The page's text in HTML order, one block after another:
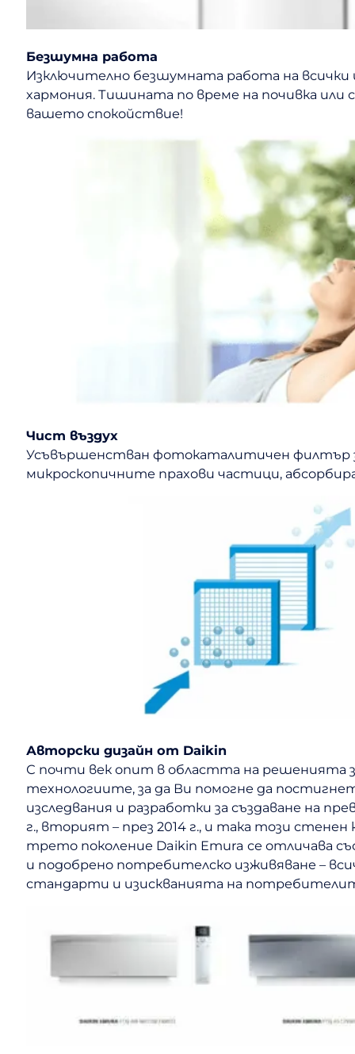
Безшумна работа
Изключително безшумната работа на
хармония. Тишината по време на почивка или
вашето спокойствие!
Чист въздух
Усъвършенстван фотокаталитичен филтър
микроскопичните прахови частици,
Авторски дизайн от Daikin
С почти век опит в областта на решенията
технологиите, за да Ви помогне да
изследвания и разработки за създаване на
г., вторият – през 2014 г., и така този
трето поколение Daikin Emura се отличава
и подобрено потребителско изживяване –
стандарти и изискванията на